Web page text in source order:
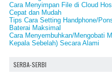
Cara Menyimpan File di Cloud
Cepat dan Mudah
Tips Cara Setting Handphone/
Baterai Maksimal
Cara Menyembuhkan/Mengobati
Kepala Sebelah) Secara Alami
SERBA-SERBI